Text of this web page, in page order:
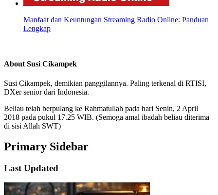
Manfaat dan Keuntungan Streaming Radio Online: Panduan
Lengkap
AboutSusi Cikampek
Susi Cikampek, demikian panggilannya. Paling terkenal di RTISI,
DXer senior dari Indonesia.
Beliau telah berpulang ke Rahmatullah pada hari Senin, 2 April
2018 pada pukul 17.25 WIB. (Semoga amal ibadah beliau diterima
di sisi Allah SWT)
Primary Sidebar
Last Updated